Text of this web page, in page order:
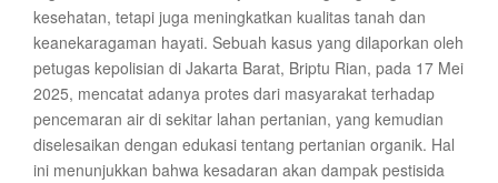
kesehatan, tetapi juga meningkatkan kualitas tanah dan
keanekaragaman hayati. Sebuah kasus yang dilaporkan oleh
petugas kepolisian di Jakarta Barat, Briptu Rian, pada 17 Mei
2025, mencatat adanya protes dari masyarakat terhadap
pencemaran air di sekitar lahan pertanian, yang kemudian
diselesaikan dengan edukasi tentang pertanian organik. Hal
ini menunjukkan bahwa kesadaran akan dampak pestisida